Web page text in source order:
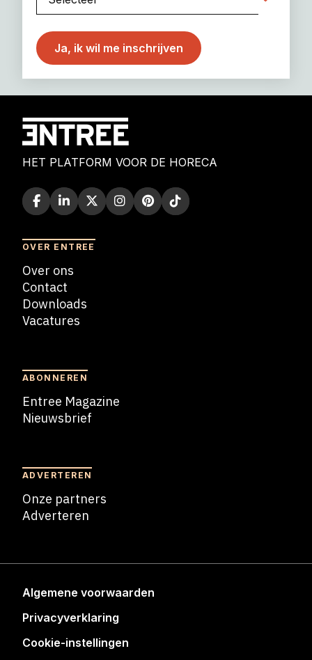
HET PLATFORM VOOR DE HORECA
OVER ENTREE
Over ons
Contact
Downloads
Vacatures
ABONNEREN
Entree Magazine
Nieuwsbrief
ADVERTEREN
Onze partners
Adverteren
Algemene voorwaarden
Privacyverklaring
Cookie-instellingen